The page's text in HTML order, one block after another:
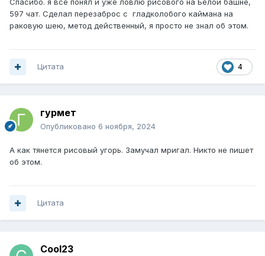
Спасибо. я всё понял и уже ловлю рисового на Белой башне,
597 чат. Сделал перезаброс с гладколобого каймана на
раковую шею, метод действенный, я просто не знал об этом.
4
Цитата
гурмет
Опубликовано 6 ноября, 2024
А как тянется рисовый угорь. Замучал мригал. Никто не пишет
об этом.
Цитата
Cool23